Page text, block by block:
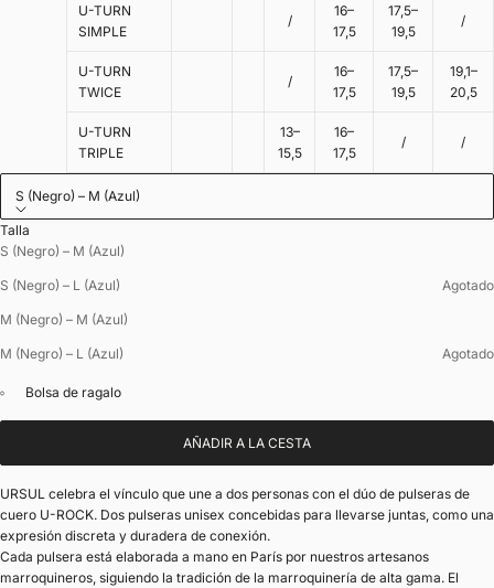
U-TURN
SIMPLE
/
16–
17,5
17,5–
19,5
/
U-TURN
TWICE
/
16–
17,5
17,5–
19,5
19,1–
20,5
U-TURN
TRIPLE
13–
15,5
16–
17,5
/ /
S (Negro) – M (Azul)
Talla
S (Negro) – M (Azul)
S (Negro) – L (Azul) Agotado
M (Negro) – M (Azul)
M (Negro) – L (Azul) Agotado
Bolsa de ragalo
AÑADIR A LA CESTA
URSUL celebra el vínculo que une a dos personas con el dúo de pulseras de
cuero U-ROCK. Dos pulseras unisex concebidas para llevarse juntas, como una
expresión discreta y duradera de conexión.
Cada pulsera está elaborada a mano en París por nuestros artesanos
marroquineros, siguiendo la tradición de la marroquinería de alta gama. El